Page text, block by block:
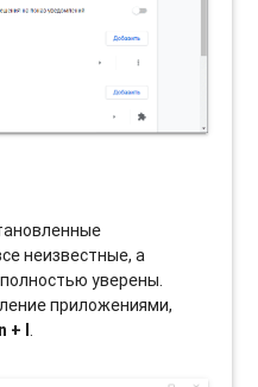
неизвестные, а
уверены.
приложениями,
+ I.